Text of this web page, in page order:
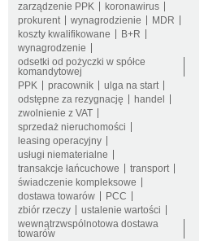
zarządzenie PPK
koronawirus
prokurent
wynagrodzienie
MDR
koszty kwalifikowane
B+R
wynagrodzenie
odsetki od pożyczki w spółce
komandytowej
PPK
pracownik
ulga na start
odstępne za rezygnację
handel
zwolnienie z VAT
sprzedaż nieruchomości
leasing operacyjny
usługi niematerialne
transakcje łańcuchowe
transport
świadczenie kompleksowe
dostawa towarów
PCC
zbiór rzeczy
ustalenie wartości
wewnątrzwspólnotowa dostawa
towarów